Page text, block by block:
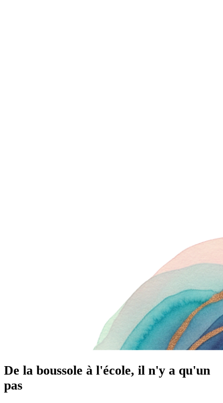
De la boussole à l'école, il n'y a qu'un
pas